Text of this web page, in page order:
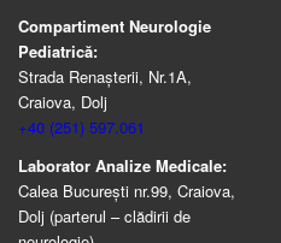
Compartiment Neurologie
Pediatrică:
Strada Renaşterii, Nr.1A,
Craiova, Dolj
+40 (251) 597.061
Laborator Analize Medicale:
Calea București nr.99, Craiova,
Dolj (parterul – clădirii de